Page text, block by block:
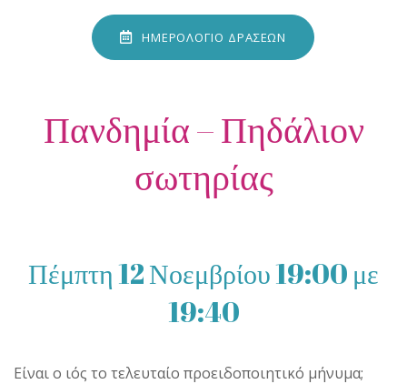
ΗΜΕΡΟΛΟΓΙΟ ΔΡΑΣΕΩΝ
Πανδημία – Πηδάλιον
σωτηρίας
Πέμπτη 12 Νοεμβρίου 19:00 με
19:40
Είναι ο ιός το τελευταίο προειδοποιητικό μήνυμα;